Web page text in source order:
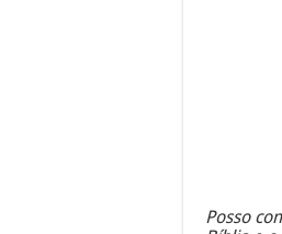
Posso